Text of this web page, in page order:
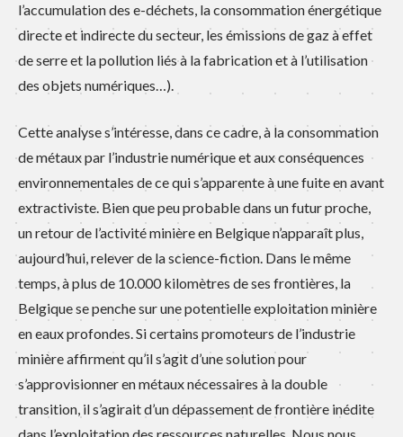
l’accumulation des e-déchets, la consommation énergétique
directe et indirecte du secteur, les émissions de gaz à effet
de serre et la pollution liés à la fabrication et à l’utilisation
des objets numériques…).
Cette analyse s’intéresse, dans ce cadre, à la consommation
de métaux par l’industrie numérique et aux conséquences
environnementales de ce qui s’apparente à une fuite en avant
extractiviste. Bien que peu probable dans un futur proche,
un retour de l’activité minière en Belgique n’apparaît plus,
aujourd’hui, relever de la science-fiction. Dans le même
temps, à plus de 10.000 kilomètres de ses frontières, la
Belgique se penche sur une potentielle exploitation minière
en eaux profondes. Si certains promoteurs de l’industrie
minière affirment qu’il s’agit d’une solution pour
s’approvisionner en métaux nécessaires à la double
transition, il s’agirait d’un dépassement de frontière inédite